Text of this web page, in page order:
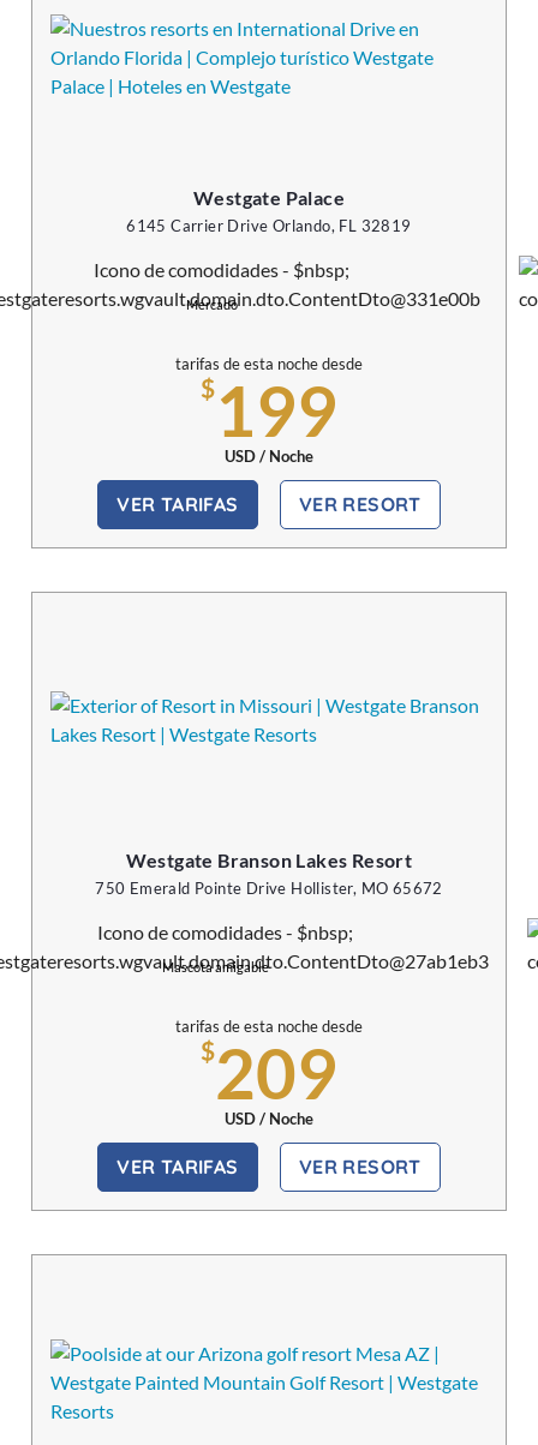
Westgate Palace
6145 Carrier Drive Orlando, FL 32819
Mercado
tarifas de esta noche desde
$199
USD / Noche
VER TARIFAS VER RESORT
Westgate Branson Lakes Resort
750 Emerald Pointe Drive Hollister, MO 65672
Mascota amigable
tarifas de esta noche desde
$209
USD / Noche
VER TARIFAS VER RESORT